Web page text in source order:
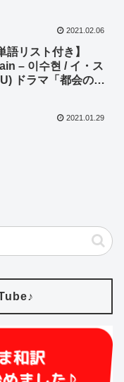
2021.02.06
語リスト付き】
– 이수현 / イ・ス
ドラマ「都会の男
2021.01.29